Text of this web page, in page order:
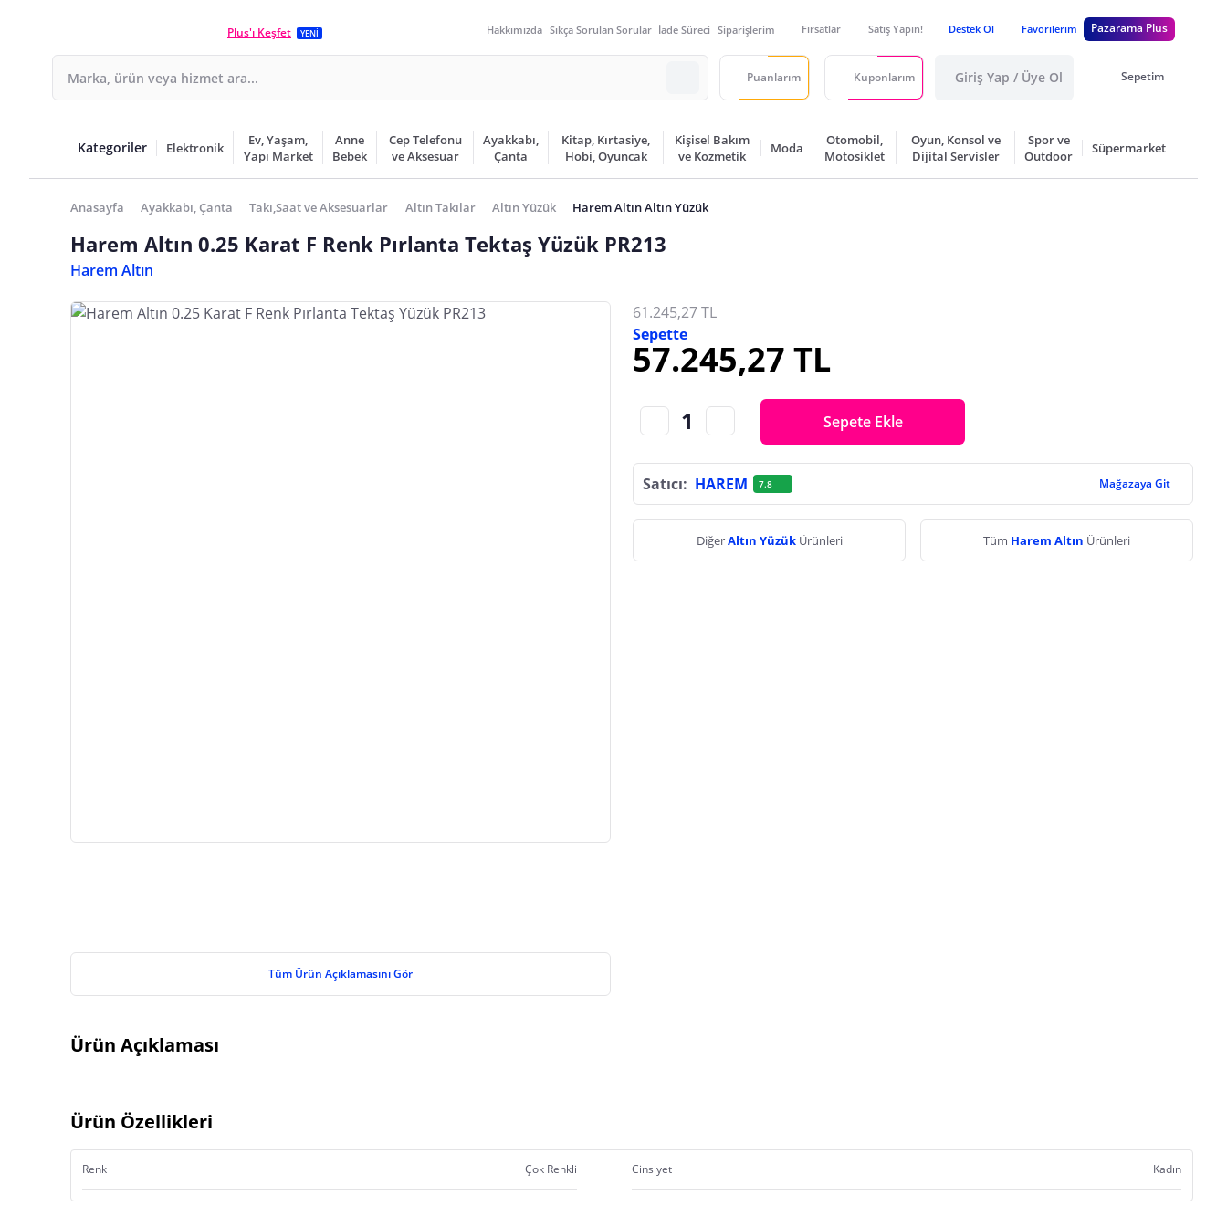
Plus'ı Keşfet YENİ Hakkımızda Sıkça Sorulan Sorular İade Süreci Siparişlerim Fırsatlar Satış Yapın! Destek Ol Favorilerim Pazarama Plus
Puanlarım Kuponlarım Giriş Yap / Üye Ol Sepetim
Kategoriler Elektronik
Ev, Yaşam,
Yapı Market
Anne
Bebek
Cep Telefonu
ve Aksesuar
Ayakkabı,
Çanta
Kitap, Kırtasiye,
Hobi, Oyuncak
Kişisel Bakım
ve Kozmetik
Moda
Otomobil,
Motosiklet
Oyun, Konsol ve
Dijital Servisler
Spor ve
Outdoor
Süpermarket
Anasayfa Ayakkabı, Çanta Takı,Saat ve Aksesuarlar Altın Takılar Altın Yüzük Harem Altın Altın Yüzük
Harem Altın 0.25 Karat F Renk Pırlanta Tektaş Yüzük PR213
Harem Altın
Tüm Ürün Açıklamasını Gör
61.245,27 TL
Sepette
57.245,27 TL
Sepete Ekle
Satıcı: HAREM 7.8 Mağazaya Git
DiğerAltın Yüzük Ürünleri Tüm Harem Altın Ürünleri
Ürün Açıklaması
Ürün Özellikleri
Renk Çok Renkli Cinsiyet Kadın